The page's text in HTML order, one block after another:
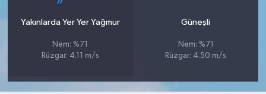
Yakınlarda Yer Yer Yağmur
Nem: %71
Rüzgar: 4.11 m/s
Güneşli
Nem: %71
Rüzgar: 4.50 m/s